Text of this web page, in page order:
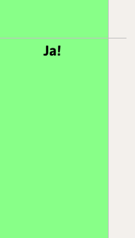
Ja!